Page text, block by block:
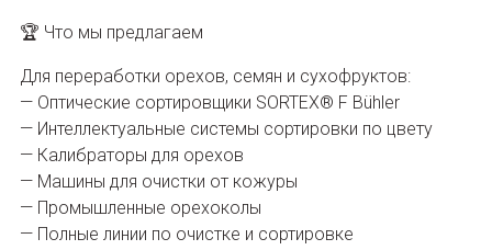
🏆 Что мы предлагаем
Для переработки орехов, семян и сухофруктов:
— Оптические сортировщики SORTEX® F Bühler
— Интеллектуальные системы сортировки по цвету
— Калибраторы для орехов
— Машины для очистки от кожуры
— Промышленные орехоколы
— Полные линии по очистке и сортировке